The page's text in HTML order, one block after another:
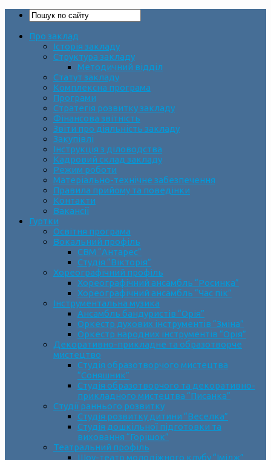
Про заклад
Історія закладу
Структура закладу
Методичний відділ
Статут закладу
Комплексна програма
Програми
Стратегія розвитку закладу
Фінансова звітність
Звіти про діяльність закладу
Закупівлі
Інструкція з діловодства
Кадровий склад закладу
Режим роботи
Матеріально-технічне забезпечення
Правила прийому та поведінки
Контакти
Вакансії
Гуртки
Освітня програма
Вокальний профіль
СВМ “Антарес”
Студія “Вікторія”
Хореографічний профіль
Хореографічний ансамбль “Росинка”
Хореографічний ансамбль “Час пік”
Інструментальна музика
Ансамбль бандуристів “Орія”
Оркестр духових інструментів “Зміна”
Оркестр народних інструментів “Орія”
Декоративно-прикладне та образотворче
мистецтво
Cтудія образотворчого мистецтва
“Соняшник”
Студія образотворчого та декоративно-
прикладного мистецтва “Писанка”
Студії раннього розвитку
Студія розвитку дитини “Веселка”
Студія дошкільної підготовки та
виховання “Горішок”
Театральний профіль
Шоу-театр молодіжного клубу “Імідж”